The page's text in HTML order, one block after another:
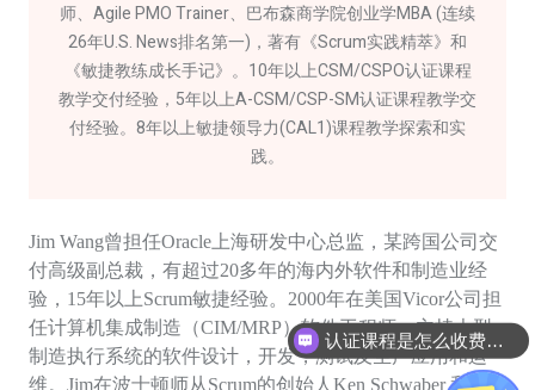
师、Agile PMO Trainer、巴布森商学院创业学MBA (连续
26年U.S. News排名第一)，著有《Scrum实践精萃》和
《敏捷教练成长手记》。10年以上CSM/CSPO认证课程
教学交付经验，5年以上A-CSM/CSP-SM认证课程教学交
付经验。8年以上敏捷领导力(CAL1)课程教学探索和实
践。
Jim Wang曾担任Oracle上海研发中心总监，某跨国公司交
付高级副总裁，有超过20多年的海内外软件和制造业经
验，15年以上Scrum敏捷经验。2000年在美国Vicor公司担
任计算机集成制造（CIM/MRP）软件工程师，主持大型
制造执行系统的软件设计，开发，测试及生产应用和运
维。Jim在波士顿师从Scrum的创始人Ken Schwaber 和Jeff
认证课程是怎么收费的呢